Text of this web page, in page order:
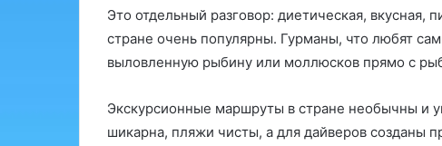
Это отдельный разговор: диетическая, вкусная,
стране очень популярны. Гурманы, что любят
выловленную рыбину или моллюсков прямо с
Экскурсионные маршруты в стране необычны и
шикарна, пляжи чисты, а для дайверов созданы